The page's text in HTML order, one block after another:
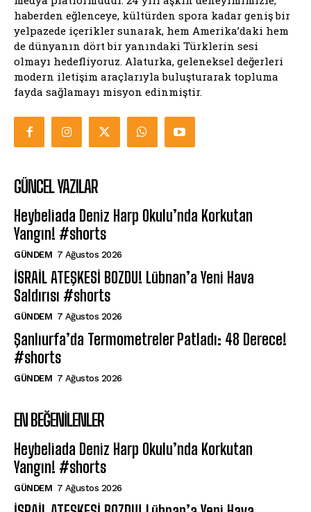
haberden eğlenceye, kültürden spora kadar geniş bir
yelpazede içerikler sunarak, hem Amerika’daki hem
de dünyanın dört bir yanındaki Türklerin sesi
olmayı hedefliyoruz. Alaturka, geleneksel değerleri
modern iletişim araçlarıyla buluşturarak topluma
fayda sağlamayı misyon edinmiştir.
GÜNCEL YAZILAR
Heybeliada Deniz Harp Okulu’nda Korkutan
Yangın! #shorts
GÜNDEM 7 Ağustos 2026
İSRAİL ATEŞKESİ BOZDU! Lübnan’a Yeni Hava
Saldırısı #shorts
GÜNDEM 7 Ağustos 2026
Şanlıurfa’da Termometreler Patladı: 48 Derece!
#shorts
GÜNDEM 7 Ağustos 2026
EN BEĞENILENLER
Heybeliada Deniz Harp Okulu’nda Korkutan
Yangın! #shorts
GÜNDEM 7 Ağustos 2026